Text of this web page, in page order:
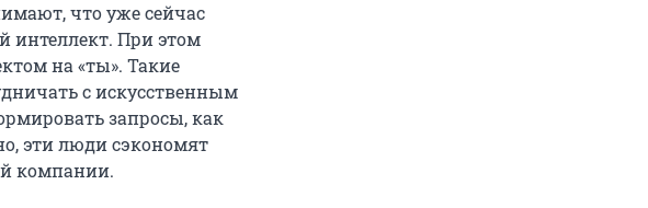
что уже сейчас
интеллект. При этом
на «ты». Такие
с искусственным
запросы, как
эти люди сэкономят
компании.